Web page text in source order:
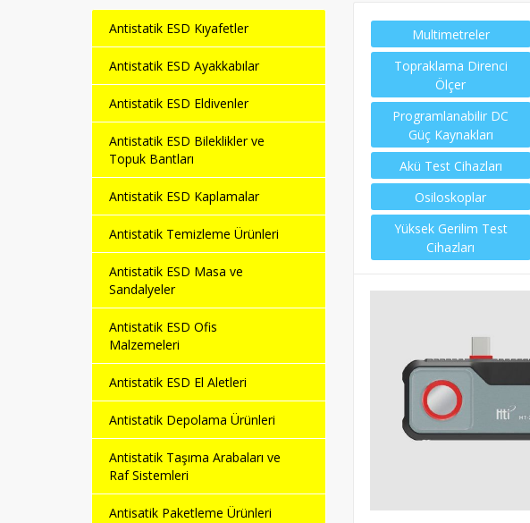
Antistatik ESD Kıyafetler
Antistatik ESD Ayakkabılar
Antistatik ESD Eldivenler
Antistatik ESD Bileklikler ve
Topuk Bantları
Antistatik ESD Kaplamalar
Antistatik Temizleme Ürünleri
Antistatik ESD Masa ve
Sandalyeler
Antistatik ESD Ofis
Malzemeleri
Antistatik ESD El Aletleri
Antistatik Depolama Ürünleri
Antistatik Taşıma Arabaları ve
Raf Sistemleri
Antisatik Paketleme Ürünleri
Multimetreler
Topraklama Direnci
Ölçer
Programlanabilir DC
Güç Kaynakları
Akü Test Cihazları
Osiloskoplar
Yüksek Gerilim Test
Cihazları